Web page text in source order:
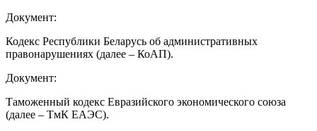
Документ:
Кодекс Республики Беларусь об административных
правонарушениях (далее – КоАП).
Документ:
Таможенный кодекс Евразийского экономического союза
(далее – ТмК ЕАЭС).